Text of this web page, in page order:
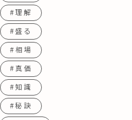
#理解
#盛る
#相場
#真価
#知識
#秘訣